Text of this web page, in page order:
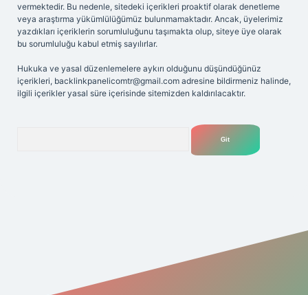
vermektedir. Bu nedenle, sitedeki içerikleri proaktif olarak denetleme
veya araştırma yükümlülüğümüz bulunmamaktadır. Ancak, üyelerimiz
yazdıkları içeriklerin sorumluluğunu taşımakta olup, siteye üye olarak
bu sorumluluğu kabul etmiş sayılırlar.
Hukuka ve yasal düzenlemelere aykırı olduğunu düşündüğünüz
içerikleri, backlinkpanelicomtr@gmail.com adresine bildirmeniz halinde,
ilgili içerikler yasal süre içerisinde sitemizden kaldırılacaktır.